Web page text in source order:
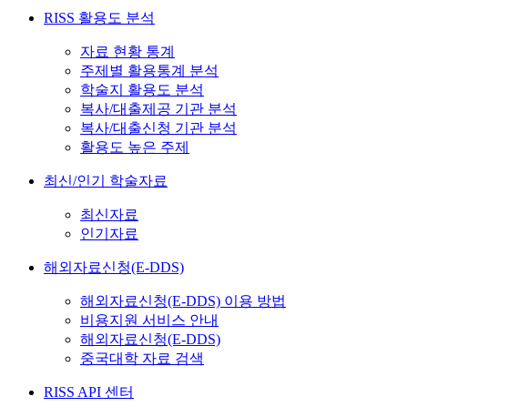
RISS 활용도 분석
자료 현황 통계
주제별 활용통계 분석
학술지 활용도 분석
복사/대출제공 기관 분석
복사/대출신청 기관 분석
활용도 높은 주제
최신/인기 학술자료
최신자료
인기자료
해외자료신청(E-DDS)
해외자료신청(E-DDS) 이용 방법
비용지원 서비스 안내
해외자료신청(E-DDS)
중국대학 자료 검색
RISS API 센터